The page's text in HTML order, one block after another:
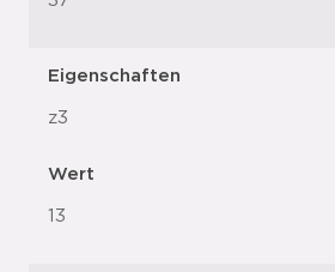
Eigenschaften
z3
Wert
13